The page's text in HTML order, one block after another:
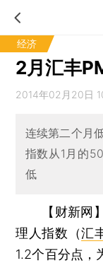
经济
2月汇丰
2014年02月20日
连续第二个月
指数从1月的
低
【财新网
理人指数（汇
1.2个百分点，